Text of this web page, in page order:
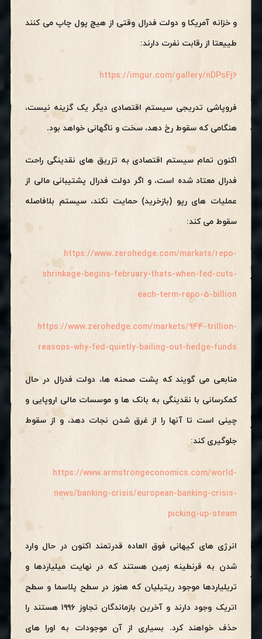
و خزانه آمریکا و دولت فدرال وقتی از هیچ پول چاپ می کنند
طییعتا از رقابت نفرت دارند:
https://imgur.com/gallery/nDPsFj6
فروپاشی تدریجی سیستم اقتصادی دیگر یک گزینه نیست،
هنگامی که سقوط رخ دهد، سخت و ناگهانی خواهد بود.
اکنون تمام سیستم اقتصادی به تزریق های نقدینگی راحت
فدرال معتاد شده است، و اگر دولت فدرال پشتیبانی مالی از
عملیات های رپو (بازخرید) حمایت نکند، سیستم بلافاصله
سقوط می کند:
https://www.zerohedge.com/markets/repo-
shrinkage-begins-february-thats-when-fed-cuts-
each-term-repo-5-billion
https://www.zerohedge.com/markets/944-trillion-
reasons-why-fed-quietly-bailing-out-hedge-funds
منابعی می گویند که پشت صحنه ها، دولت فدرال در حال
کمکرسانی با نقدینگی به بانک ها و موسسات مالی اروپایی و
چینی است تا آنها را از غرق شدن نجات دهد، و از سقوط
جلوگیری کند:
https://www.armstrongeconomics.com/world-
news/banking-crisis/european-banking-crisis-
picking-up-steam
انرژی های کیهانی فوق العاده قدرتمند اکنون در حال وارد
شدن به قرنطینه زمین هستند که در نهایت میلیاردها و
تریلیاردها موجود رپتیلیان که هنوز در سطح پلاسما و سطح
اتریک وجود دارند و آخرین بازماندگان تجاوز ۱۹۹۶ هستند را
حذف خواهند کرد. بسیاری از آن موجودات به اورا های